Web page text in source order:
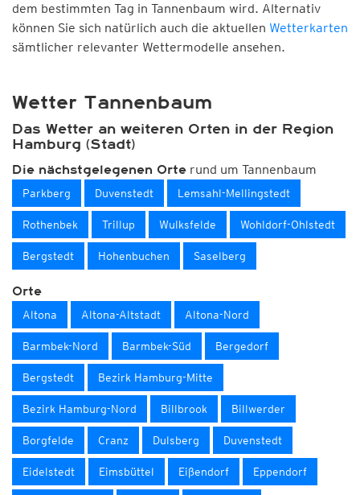
dem bestimmten Tag in Tannenbaum wird. Alternativ
können Sie sich natürlich auch die aktuellen Wetterkarten
sämtlicher relevanter Wettermodelle ansehen.
Wetter Tannenbaum
Das Wetter an weiteren Orten in der Region
Hamburg (Stadt)
Die nächstgelegenen Orte rund um Tannenbaum
Parkberg Duvenstedt Lemsahl-Mellingstedt
Rothenbek Trillup Wulksfelde Wohldorf-Ohlstedt
Bergstedt Hohenbuchen Saselberg
Orte
Altona Altona-Altstadt Altona-Nord
Barmbek-Nord Barmbek-Süd Bergedorf
Bergstedt Bezirk Hamburg-Mitte
Bezirk Hamburg-Nord Billbrook Billwerder
Borgfelde Cranz Dulsberg Duvenstedt
Eidelstedt Eimsbüttel Eißendorf Eppendorf